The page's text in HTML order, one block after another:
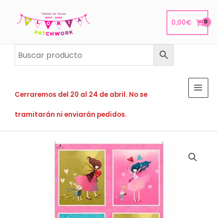
0,00€
Cerraremos del 20 al 24 de abril. No se
tramitarán ni enviarán pedidos.